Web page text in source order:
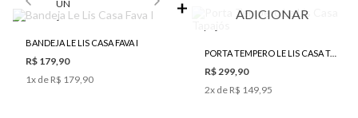
UN
BANDEJA LE LIS CASA FAVA I
R$ 179,90
1x de R$ 179,90
ADICIONAR
PORTA TEMPERO LE LIS CASA TAPAJÓS
R$ 299,90
2x de R$ 149,95